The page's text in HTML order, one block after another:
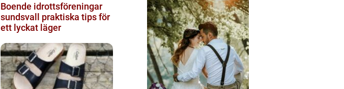
Boende idrottsföreningar
sundsvall praktiska tips för
ett lyckat läger